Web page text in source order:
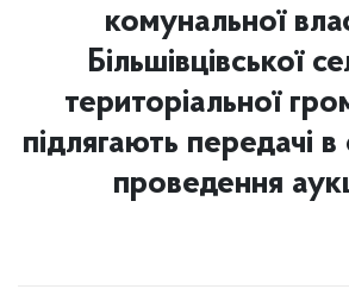
комунальної
Більшівцівської
територіальної
підлягають передачі
проведення